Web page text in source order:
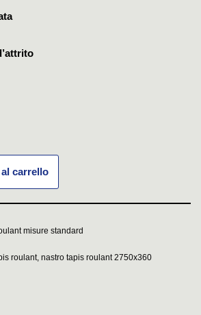
carrello
misure standard
roulant, nastro tapis roulant 2750x360